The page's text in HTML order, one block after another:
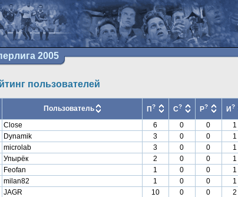
2005
пользователей
Пользователь П? С? Р? И?
Close 6 0 0 1
Dynamik 3 0 0 1
microlab 3 0 0 1
Упырёк 2 0 0 1
Feofan 1 0 0 1
milan82 1 0 0 1
JAGR 10 0 0 2